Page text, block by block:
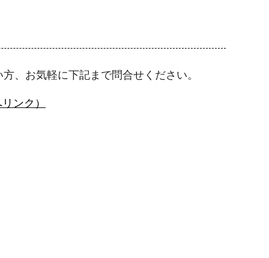
、お気軽に下記まで問合せください。
ンク）